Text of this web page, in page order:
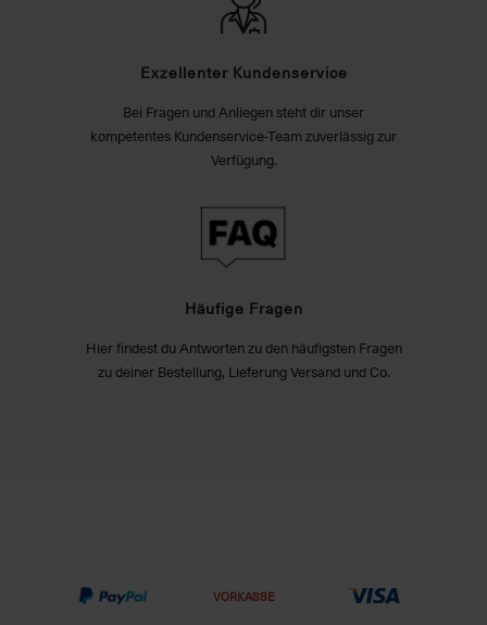
Exzellenter Kundenservice
Bei Fragen und Anliegen steht dir unser
kompetentes Kundenservice-Team zuverlässig zur
Verfügung.
Häufige Fragen
Hier findest du Antworten zu den häufigsten Fragen
zu deiner Bestellung, Lieferung Versand und Co.
VORKASSE